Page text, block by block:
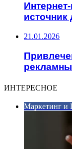
источник
21.01.2026
ИНТЕРЕСНОЕ
Маркетинг и